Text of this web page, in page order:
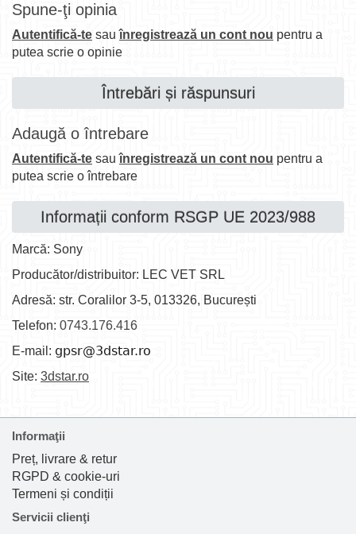
Spune-ţi opinia
Autentifică-te sauînregistrează un cont nou pentru a
putea scrie o opinie
Întrebări și răspunsuri
Adaugă o întrebare
Autentifică-te sauînregistrează un cont nou pentru a
putea scrie o întrebare
Informații conform RSGP UE 2023/988
Marcă: Sony
Producător/distribuitor: LEC VET SRL
Adresă: str. Coralilor 3-5, 013326, București
Telefon: 0743.176.416
E-mail:
Site: 3dstar.ro
Informaţii
Preț, livrare & retur
RGPD & cookie-uri
Termeni și condiții
Servicii clienţi